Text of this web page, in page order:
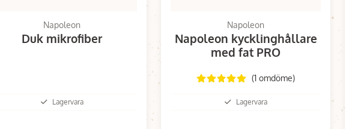
Napoleon
Duk mikrofiber
Lagervara
Napoleon
Napoleon kycklinghållare
med fat PRO
(1 omdöme)
Lagervara